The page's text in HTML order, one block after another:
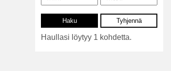
Haullasi löytyy 1 kohdetta.